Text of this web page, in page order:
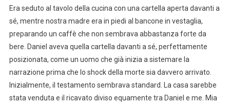
Era seduto al tavolo della cucina con una cartella aperta davanti a
sé, mentre nostra madre era in piedi al bancone in vestaglia,
preparando un caffè che non sembrava abbastanza forte da
bere. Daniel aveva quella cartella davanti a sé, perfettamente
posizionata, come un uomo che già inizia a sistemare la
narrazione prima che lo shock della morte sia davvero arrivato.
Inizialmente, il testamento sembrava standard. La casa sarebbe
stata venduta e il ricavato diviso equamente tra Daniel e me. Mia